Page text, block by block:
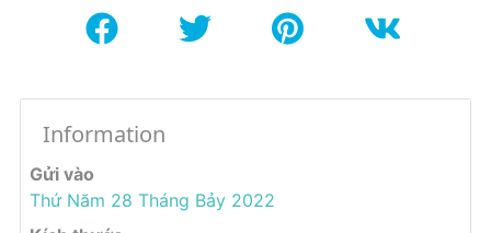
Information
Gửi vào
Thứ Năm 28 Tháng Bảy 2022